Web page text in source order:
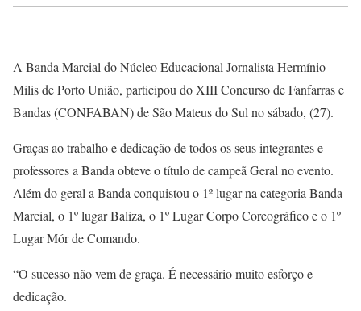
A Banda Marcial do Núcleo Educacional Jornalista Hermínio
Milis de Porto União, participou do XIII Concurso de Fanfarras e
Bandas (CONFABAN) de São Mateus do Sul no sábado, (27).
Graças ao trabalho e dedicação de todos os seus integrantes e
professores a Banda obteve o título de campeã Geral no evento.
Além do geral a Banda conquistou o 1º lugar na categoria Banda
Marcial, o 1º lugar Baliza, o 1º Lugar Corpo Coreográfico e o 1º
Lugar Mór de Comando.
“O sucesso não vem de graça. É necessário muito esforço e
dedicação.